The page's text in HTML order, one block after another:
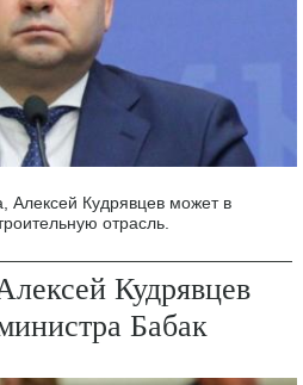
Кудрявцев может в
отрасль.
Кудрявцев
Бабак